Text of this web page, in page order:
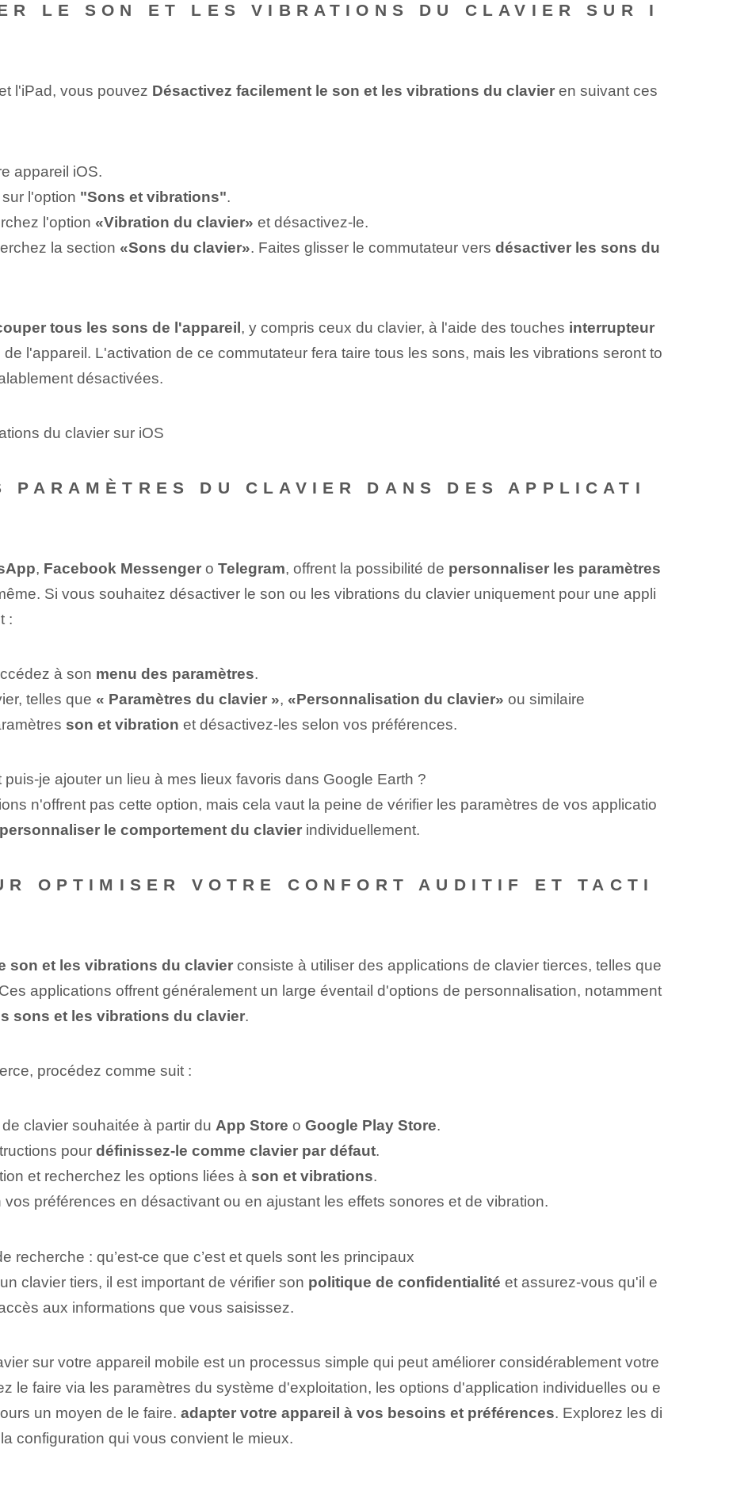
LE SON ET LES VIBRATIONS DU CLAVIER SUR I
l'iPad, vous pouvez Désactivez facilement le son et les vibrations du clavieren suivant ces
appareil iOS.
l'option "Sons et vibrations".
l'option «Vibration du clavier» et désactivez-le.
la section «Sons du clavier». Faites glisser le commutateur vers désactiver les sons du
tous les sons de l'appareil, y compris ceux du clavier, à l'aide des touches interrupteur
l'appareil. L'activation de ce commutateur fera taire tous les sons, mais les vibrations seront to
désactivées.
PARAMÈTRES DU CLAVIER DANS DES APPLICATI
, Facebook Messengero Telegram, offrent la possibilité de personnaliser les paramètres
Si vous souhaitez désactiver le son ou les vibrations du clavier uniquement pour une appli
:
à son menu des paramètres.
telles que « Paramètres du clavier », «Personnalisation du clavier» ou similaire
son et vibration et désactivez-les selon vos préférences.
je ajouter un lieu à mes lieux favoris dans Google Earth ?
n'offrent pas cette option, mais cela vaut la peine de vérifier les paramètres de vos applicatio
personnaliser le comportement du clavierindividuellement.
OPTIMISER VOTRE CONFORT AUDITIF ET TACTI
son et les vibrations du clavierconsiste à utiliser des applications de clavier tierces, telles que
applications offrent généralement un large éventail d'options de personnalisation, notamment
sons et les vibrations du clavier.
procédez comme suit :
clavier souhaitée à partir du App Store o Google Play Store.
pour définissez-le comme clavier par défaut.
et recherchez les options liées à son et vibrations.
préférences en désactivant ou en ajustant les effets sonores et de vibration.
recherche : qu’est-ce que c’est et quels sont les principaux
clavier tiers, il est important de vérifier son politique de confidentialité et assurez-vous qu'il e
aux informations que vous saisissez.
sur votre appareil mobile est un processus simple qui peut améliorer considérablement votre
le faire via les paramètres du système d'exploitation, les options d'application individuelles ou e
un moyen de le faire. adapter votre appareil à vos besoins et préférences. Explorez les di
configuration qui vous convient le mieux.